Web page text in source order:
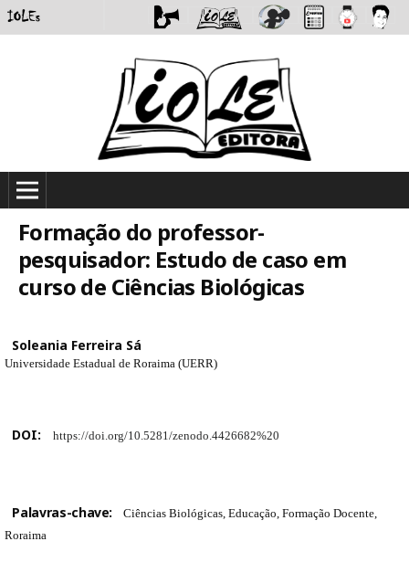
Formação do professor-
pesquisador: Estudo de caso em
curso de Ciências Biológicas
Soleania Ferreira Sá
Universidade Estadual de Roraima (UERR)
DOI: https://doi.org/10.5281/zenodo.4426682%20
Palavras-chave:
Ciências Biológicas, Educação, Formação Docente,
Roraima